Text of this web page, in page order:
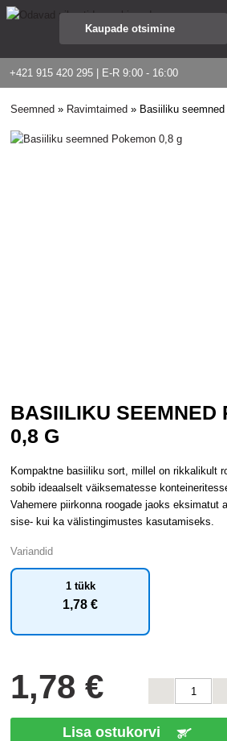
+421 915 420 295 | E-R 9:00 - 16:00
Seemned » Ravimtaimed » Basiiliku
BASIILIKU SEEMNED
0,8 G
Kompaktne basiiliku sort, millel on rikkalikult
sobib ideaalselt väiksematesse
Vahemere piirkonna roogade jaoks eksimatut
sise- kui ka välistingimustes kasutamiseks.
Variandid
1 tükk
1,78 €
1,78 €
Lisa ostukorvi